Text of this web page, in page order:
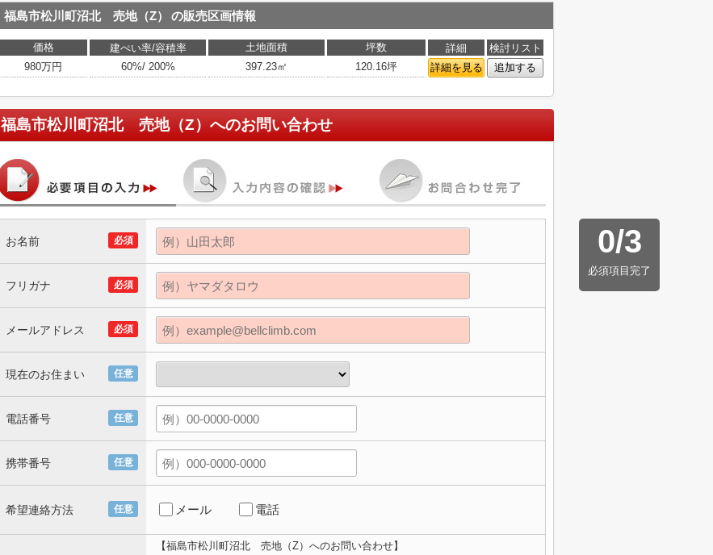
福島市松川町沼北 売地（Z） の販売区画情報
価格 建ぺい率/容積率 土地面積 坪数 詳細
検討リスト
980万円
60%/ 200% 397.23㎡ 120.16坪 詳細を見る 追加する
福島市松川町沼北 売地（Z） へのお問い合わせ
0/3
必須項目完了
必須
お名前
必須
フリガナ
必須
メールアドレス
任意
現在のお住まい
任意
電話番号
任意
携帯番号
任意
希望連絡方法 メール 電話
【福島市松川町沼北 売地（Z）へのお問い合わせ】